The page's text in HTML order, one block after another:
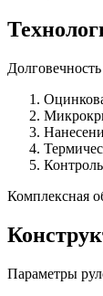
Комплексная
Параметры